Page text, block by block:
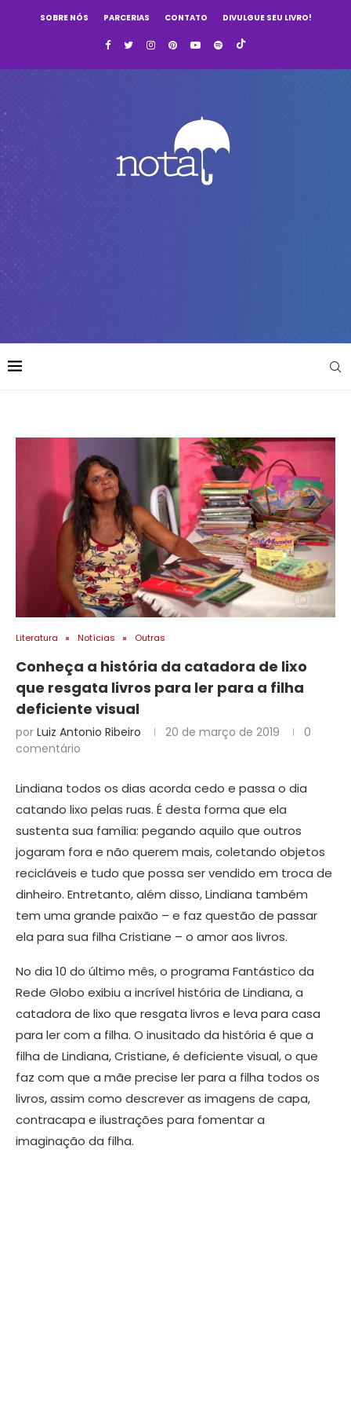
SOBRE NÓS PARCERIAS CONTATO DIVULGUE SEU LIVRO!
Literatura Notícias Outras
Conheça a história da catadora de lixo
que resgata livros para ler para a filha
deficiente visual
por Luiz Antonio Ribeiro 20 de março de 2019
0
comentário
Lindiana todos os dias acorda cedo e passa o dia
catando lixo pelas ruas. É desta forma que ela
sustenta sua família: pegando aquilo que outros
jogaram fora e não querem mais, coletando objetos
recicláveis e tudo que possa ser vendido em troca de
dinheiro. Entretanto, além disso, Lindiana também
tem uma grande paixão – e faz questão de passar
ela para sua filha Cristiane – o amor aos livros.
No dia 10 do último mês, o programa Fantástico da
Rede Globo exibiu a incrível história de Lindiana, a
catadora de lixo que resgata livros e leva para casa
para ler com a filha. O inusitado da história é que a
filha de Lindiana, Cristiane, é deficiente visual, o que
faz com que a mãe precise ler para a filha todos os
livros, assim como descrever as imagens de capa,
contracapa e ilustrações para fomentar a
imaginação da filha.